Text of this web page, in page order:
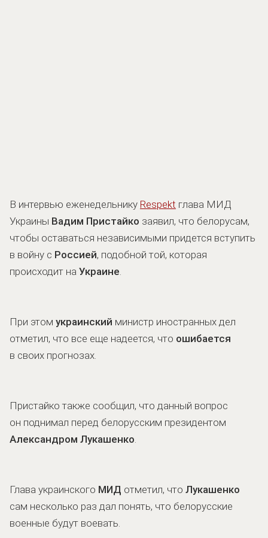
В интервью еженедельнику Respekt глава МИД
Украины Вадим Пристайко заявил, что белорусам,
чтобы оставаться независимыми придется вступить
в войну с Россией, подобной той, которая
происходит на Украине.
При этом украинский министр иностранных дел
отметил, что все еще надеется, что ошибается
в своих прогнозах.
Пристайко также сообщил, что данный вопрос
он поднимал перед белорусским президентом
Александром Лукашенко.
Глава украинского МИД отметил, что Лукашенко
сам несколько раз дал понять, что белорусские
военные будут воевать.